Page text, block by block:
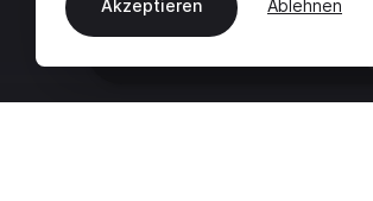
Akzeptieren Ablehnen